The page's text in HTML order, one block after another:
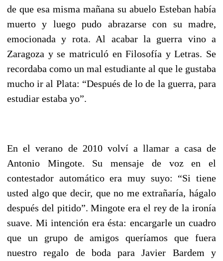
de que esa misma mañana su abuelo Esteban había
muerto y luego pudo abrazarse con su madre,
emocionada y rota. Al acabar la guerra vino a
Zaragoza y se matriculó en Filosofía y Letras. Se
recordaba como un mal estudiante al que le gustaba
mucho ir al Plata: “Después de lo de la guerra, para
estudiar estaba yo”.
En el verano de 2010 volví a llamar a casa de
Antonio Mingote. Su mensaje de voz en el
contestador automático era muy suyo: “Si tiene
usted algo que decir, que no me extrañaría, hágalo
después del pitido”. Mingote era el rey de la ironía
suave. Mi intención era ésta: encargarle un cuadro
que un grupo de amigos queríamos que fuera
nuestro regalo de boda para Javier Bardem y